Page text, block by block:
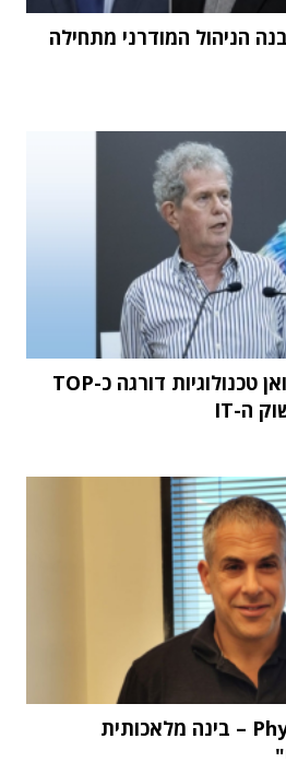
הניהול המודרני מתחילה
מחקר STKI השנתי: וואן טכנולוגיות דורגה כ-TOP
"העתיד הוא Physical AI – בינה מלאכותית